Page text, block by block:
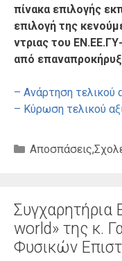
πίνακα επιλογής
επιλογή της
ντριας του
από
– Ανάρτηση τελικού
– Κύρωση τελικού
Κατηγορίες
Αποσπάσεις,
Συγχαρητήρια
world» της κ.
Φυσικών